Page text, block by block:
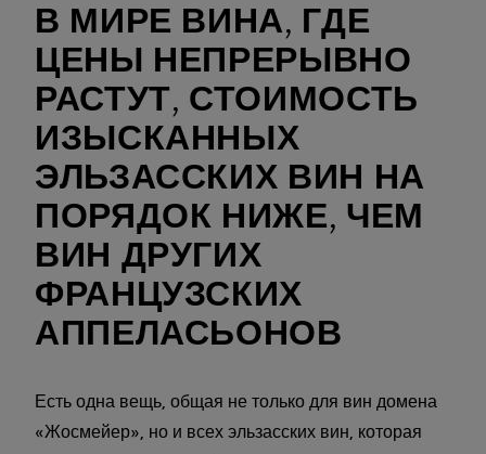
В МИРЕ ВИНА, ГДЕ
ЦЕНЫ НЕПРЕРЫВНО
РАСТУТ, СТОИМОСТЬ
ИЗЫСКАННЫХ
ЭЛЬЗАССКИХ ВИН НА
ПОРЯДОК НИЖЕ, ЧЕМ
ВИН ДРУГИХ
ФРАНЦУЗСКИХ
АППЕЛАСЬОНОВ
Есть одна вещь, общая не только для вин домена
«Жосмейер», но и всех эльзасских вин, которая